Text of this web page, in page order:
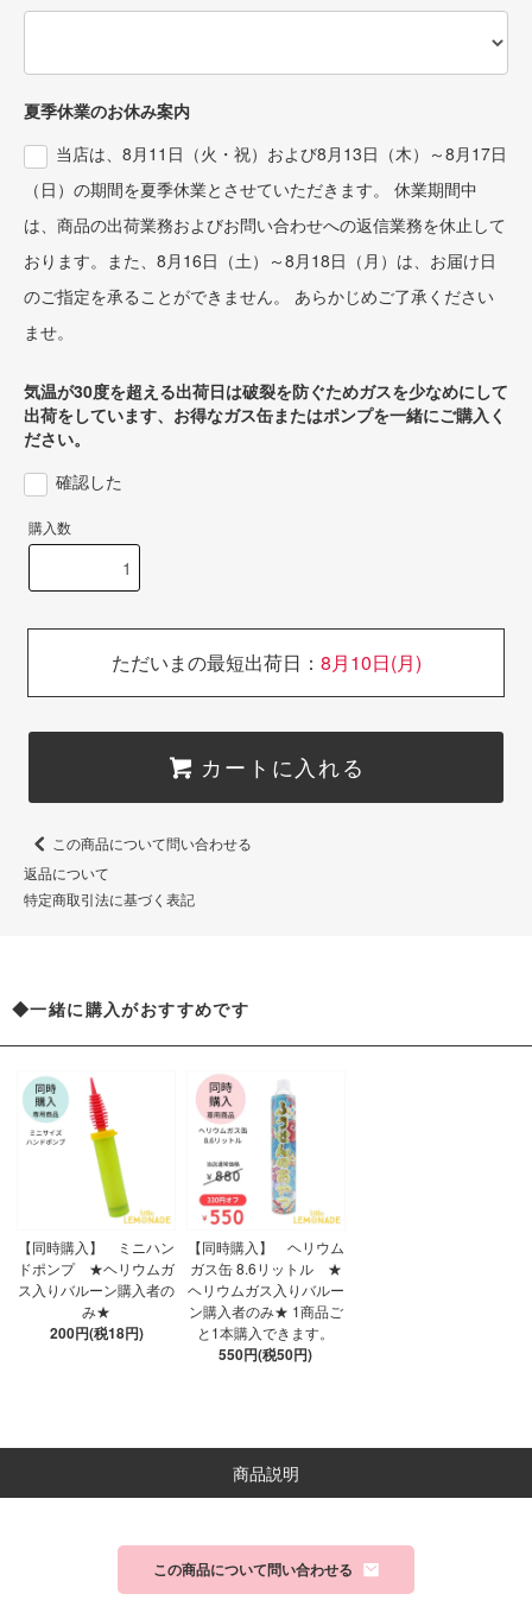
夏季休業のお休み案内
当店は、8月11日（火・祝）および8月13日（木）～8月17日
（日）の期間を夏季休業とさせていただきます。 休業期間中
は、商品の出荷業務およびお問い合わせへの返信業務を休止して
おります。また、8月16日（土）～8月18日（月）は、お届け日
のご指定を承ることができません。 あらかじめご了承ください
ませ。
気温が30度を超える出荷日は破裂を防ぐためガスを少なめにして
出荷をしています、お得なガス缶またはポンプを一緒にご購入く
ださい。
確認した
購入数
ただいまの最短出荷日： 8月10日(月)
カートに入れる
この商品について問い合わせる
返品について
特定商取引法に基づく表記
◆一緒に購入がおすすめです
【同時購入】 ミニハン
ドポンプ ★ヘリウムガ
ス入りバルーン購入者の
み★
200円(税18円)
【同時購入】 ヘリウム
ガス缶 8.6リットル ★
ヘリウムガス入りバルー
ン購入者のみ★ 1商品ご
と1本購入できます。
550円(税50円)
商品説明
この商品について問い合わせる